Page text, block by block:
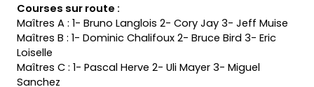
Courses sur route :
Maîtres A : 1- Bruno Langlois 2- Cory Jay 3- Jeff Muise
Maîtres B : 1- Dominic Chalifoux 2- Bruce Bird 3- Eric
Loiselle
Maîtres C : 1- Pascal Herve 2- Uli Mayer 3- Miguel
Sanchez